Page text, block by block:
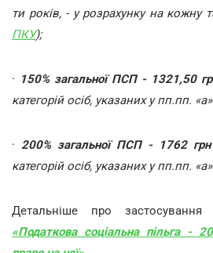
ти років, - у розрахунку на кожну
ПКУ);
· 150% загальної ПСП - 1321,50
категорій осіб, указаних у пп.пп.
· 200% загальної ПСП - 1762 грн
категорій осіб, указаних у пп.пп.
Детальніше про
«Податкова соціальна пільга -